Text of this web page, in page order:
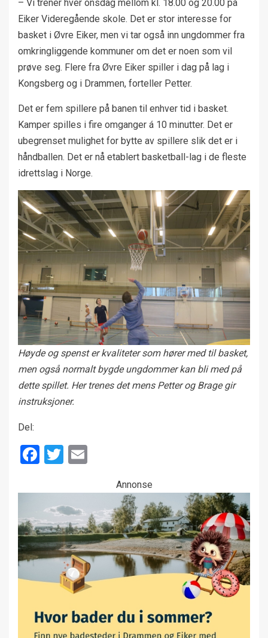
– Vi trener hver onsdag mellom kl. 18.00 og 20.00 på
Eiker Videregående skole. Det er stor interesse for
basket i Øvre Eiker, men vi tar også inn ungdommer fra
omkringliggende kommuner om det er noen som vil
prøve seg. Flere fra Øvre Eiker spiller i dag på lag i
Kongsberg og i Drammen, forteller Petter.
Det er fem spillere på banen til enhver tid i basket.
Kamper spilles i fire omganger á 10 minutter. Det er
ubegrenset mulighet for bytte av spillere slik det er i
håndballen. Det er nå etablert basketball-lag i de fleste
idrettslag i Norge.
Høyde og spenst er kvaliteter som hører med til basket,
men også normalt bygde ungdommer kan bli med på
dette spillet. Her trenes det mens Petter og Brage gir
instruksjoner.
Del:
Facebook
Twitter
Annonse